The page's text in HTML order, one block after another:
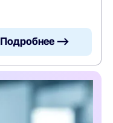
Подробнее —>